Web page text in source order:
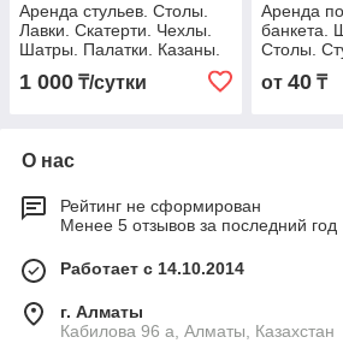
Аренда стульев. Столы.
Лавки. Скатерти. Чехлы.
Шатры. Палатки. Казаны.
Посуда. Титан
1 000 ₸/сутки
Аренда
банкета.
Столы.
Чехлы.
от 40₸
О нас
Рейтинг не сформирован
Менее 5 отзывов за последний год
Работает с 14.10.2014
г. Алматы
Кабилова 96 а, Алматы, Казахстан